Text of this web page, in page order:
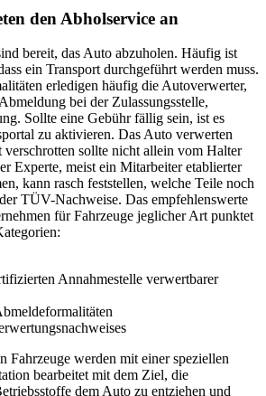
den Abholservice an
bereit, das Auto abzuholen. Häufig ist
ein Transport durchgeführt werden muss.
erledigen häufig die Autoverwerter,
bei der Zulassungsstelle,
Sollte eine Gebühr fällig sein, ist es
zu aktivieren. Das Auto verwerten
verschrotten sollte nicht allein vom Halter
Experte, meist ein Mitarbeiter etablierter
kann rasch feststellen, welche Teile noch
TÜV-Nachweise. Das empfehlenswerte
für Fahrzeuge jeglicher Art punktet
Annahmestelle verwertbarer
Fahrzeuge werden mit einer speziellen
bearbeitet mit dem Ziel, die
dem Auto zu entziehen und